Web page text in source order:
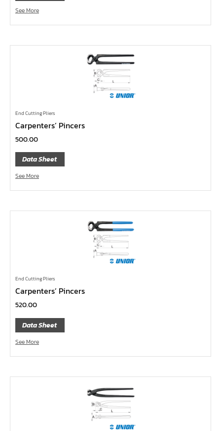
ด้ามฟรี หัวเล็ก ด้ามยาง กดปุ่ม 1/4", 3/8", 1/2"
ด้ามฟรี หัวเล็ก ด้ามเรียบ กดปุ่ม 1/4", 3/8", 1/2"
ด้ามฟรี หัวเล็ก ด้ามยาง 1/4", 3/8", 1/2"
ด้ามฟรี หัวเล็ก ด้ามเรียบ 1/4", 3/8", 1/2"
ด้ามฟรี หัวเล็ก ด้ามเหล็ก 1/4", 3/8", 1/2"
ด้ามฟรี ด้ามยาง 1/4", 3/8", 1/2"
ด้ามฟรี ด้ามเรียบ 1/4", 3/8", 1/2"
ด้ามฟรี ด้ามเหล็ก 1/4", 3/8", 1/2", 1"
บ๊อกซ์เดือยโผล่ ท๊อกซ์ พลัส 5 แฉก
บ๊อกซ์เดือยโผล่ ท๊อกซ์ พลัส, ท๊อกซ์ RibeCV
บ๊อกซ์เดือยโผล่ 12 แฉก, บ๊อกซ์เดือยโผล่ 12 เหลี่ยม
บ๊อกซ์เดือยโผล่ หกเหลี่ยม,บ๊อกซ์เดือยโผล่ หกเหลี่ยมหัว
บ๊อกซ์เดือยโผล่ แฉก
ประแจตะขอ
ประแจ L หัวบ๊อกซ์
ประแจ L 12 แฉก
See More
End Cutting Pliers
Carpenters’ Pincers
500.00
Data Sheet
See More
End Cutting Pliers
Carpenters’ Pincers
520.00
Data Sheet
See More